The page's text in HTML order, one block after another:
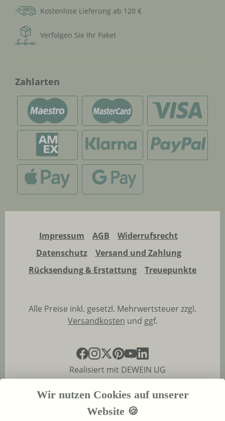
Kostenlose Lieferung ab 120 €
Verfolgen Sie Ihr Paket
Zahlarten
Impressum AGB
Widerrufsrecht
Datenschutz
Versand und Zahlung
Rücksendung & Erstattung
Treuepunkte
Alle Preise inkl. gesetzl. Mehrwertsteuer zzgl.
Versandkosten und ggf.
Realisiert mit DEWEIN UG
Wir nutzen Cookies auf unserer
Website 🍪